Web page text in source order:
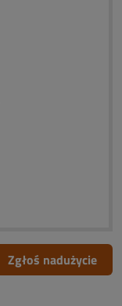
Zgłoś nadużycie